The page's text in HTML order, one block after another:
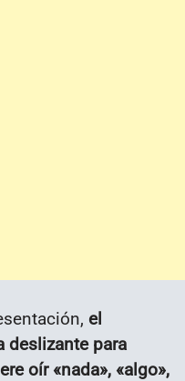
el
deslizante para
oír «nada», «algo»,